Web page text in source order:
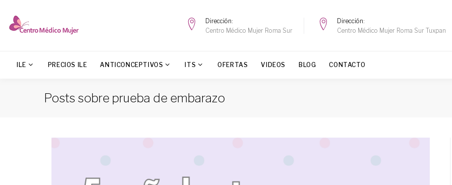
Dirección
Centro Médico Mujer Roma Sur
Dirección
Centro Médico Mujer Roma Sur Tuxpan
ILE PRECIOS ILE ANTICONCEPTIVOS ITS OFERTAS VIDEOS BLOG CONTACTO
Posts sobre prueba de embarazo